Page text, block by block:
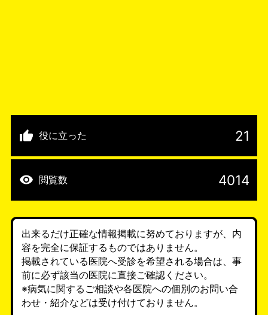
役に立った 21
閲覧数 4014
出来るだけ正確な情報掲載に努めておりますが、内
容を完全に保証するものではありません。
掲載されている医院へ受診を希望される場合は、事
前に必ず該当の医院に直接ご確認ください。
※病気に関するご相談や各医院への個別のお問い合
わせ・紹介などは受け付けておりません。